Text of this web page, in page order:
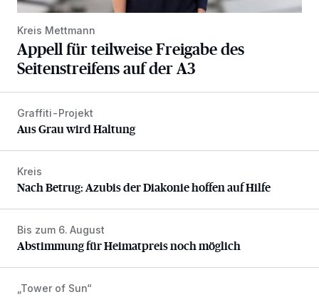
Kreis Mettmann
Appell für teilweise Freigabe des
Seitenstreifens auf der A3
Aus Grau wird Haltung
Graffiti-Projekt
Aus Grau wird Haltung
Nach Betrug: Azubis der Diakonie hoffen auf Hilfe
Kreis
Nach Betrug: Azubis der Diakonie hoffen auf Hilfe
Abstimmung für Heimatpreis noch möglich
Bis zum 6. August
Abstimmung für Heimatpreis noch möglich
Mehr als nur ein Festival
„Tower of Sun“